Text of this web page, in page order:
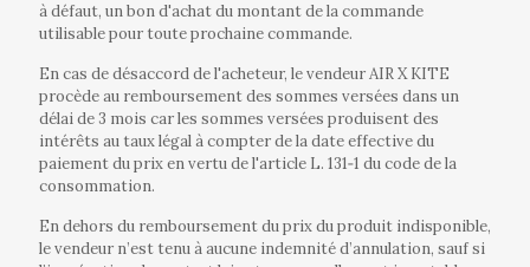
à défaut, un bon d'achat du montant de la commande
utilisable pour toute prochaine commande.
En cas de désaccord de l'acheteur, le vendeur AIR X KITE
procède au remboursement des sommes versées dans un
délai de 3 mois car les sommes versées produisent des
intérêts au taux légal à compter de la date effective du
paiement du prix en vertu de l'article L. 131‐1 du code de la
consommation.
En dehors du remboursement du prix du produit indisponible,
le vendeur n’est tenu à aucune indemnité d’annulation, sauf si